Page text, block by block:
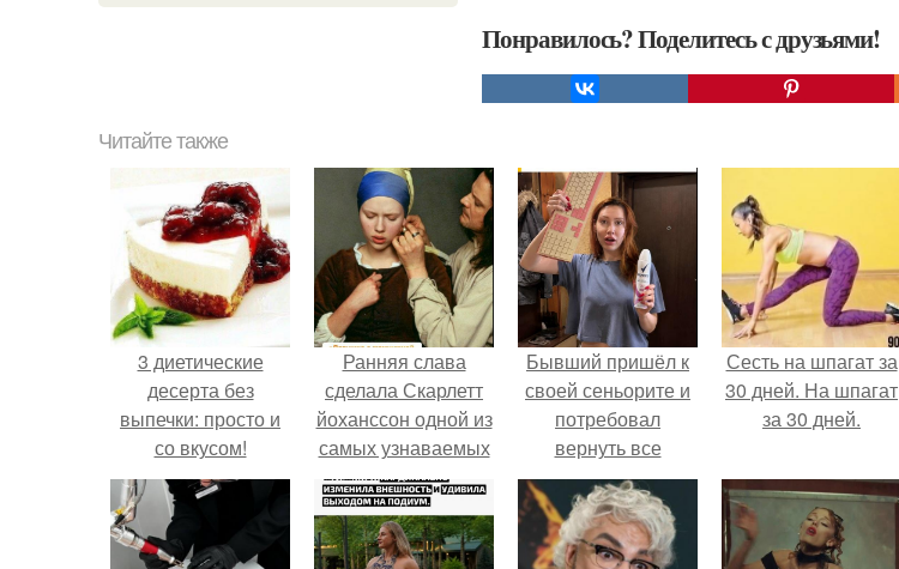
Понравилось? Поделитесь с друзьями!
Читайте также
3 диетические
десерта без
выпечки: просто и
со вкусом!
Ранняя слава
сделала Скарлетт
йоханссон одной из
самых узнаваемых
актрис голливуда,
но за глянцевым
фасадом
скрывалась
Бывший пришёл к
своей сеньорите и
потребовал
вернуть все
подарки.
Сесть на шпагат за
30 дней. На шпагат
за 30 дней.